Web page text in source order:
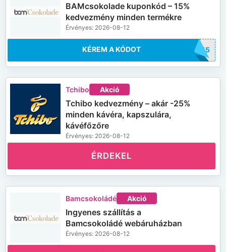
BAMcsokolade kuponkód – 15%
kedvezmény minden termékre
Érvényes: 2026-08-12
AM15
KÉREM A KÓDOT
Tchibo Akció
Tchibo kedvezmény – akár -25%
minden kávéra, kapszulára,
kávéfőzőre
Érvényes: 2026-08-12
ÉRDEKEL
Bamcsokoládé Akció
Ingyenes szállítás a
Bamcsokoládé webáruházban
Érvényes: 2026-08-12